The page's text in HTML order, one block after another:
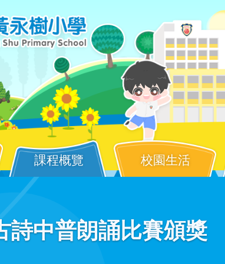
課程概覽 校園生活
詩中普朗誦比賽頒獎